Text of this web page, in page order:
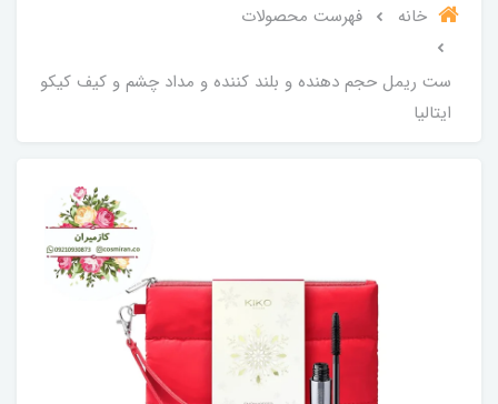
خانه فهرست محصولات
ست ریمل حجم دهنده و بلند کننده و مداد چشم و کیف کیکو
ایتالیا